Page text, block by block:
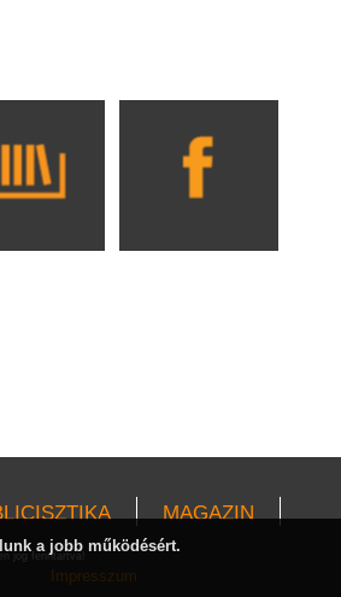
MAGAZIN
jog fenntartva!
Impresszum
a jobb működésért.